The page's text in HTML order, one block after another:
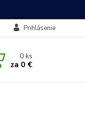
Prihlásenie
0ks
za 0 €